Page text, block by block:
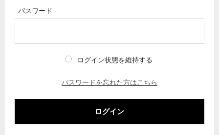
パスワード
ログイン状態を維持する
パスワードを忘れた方はこちら
ログイン